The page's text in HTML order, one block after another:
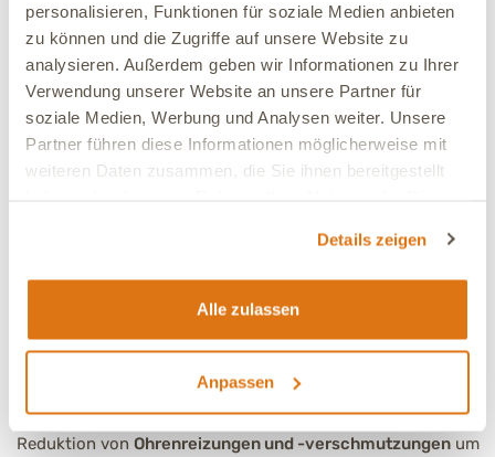
personalisieren, Funktionen für soziale Medien anbieten
zu können und die Zugriffe auf unsere Website zu
analysieren. Außerdem geben wir Informationen zu Ihrer
Verwendung unserer Website an unsere Partner für
soziale Medien, Werbung und Analysen weiter. Unsere
Partner führen diese Informationen möglicherweise mit
weiteren Daten zusammen, die Sie ihnen bereitgestellt
Details zeigen
Alle zulassen
Anpassen
Blähungen und Darmgeräuschekonnten um20 %reduziert
werden – für eine ruhigere und angenehmere Verdauung!
Augenverschmutzungenbei den Hunden verminderten sich
verbesserte sich um
Reduktion von Ohrenreizungen und -verschmutzungenum